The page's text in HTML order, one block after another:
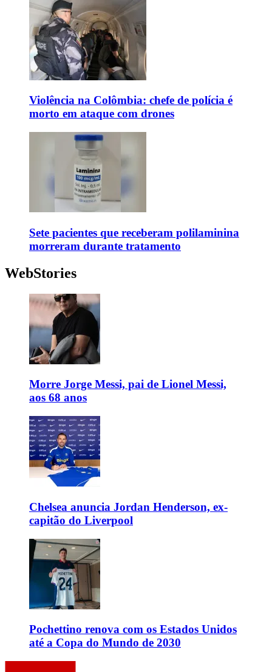
Violência na Colômbia: chefe de polícia é
morto em ataque com drones
Sete pacientes que receberam polilaminina
morreram durante tratamento
WebStories
Morre Jorge Messi, pai de Lionel Messi,
aos 68 anos
Chelsea anuncia Jordan Henderson, ex-
capitão do Liverpool
Pochettino renova com os Estados Unidos
até a Copa do Mundo de 2030